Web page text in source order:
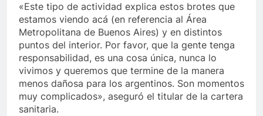
«Este tipo de actividad explica estos brotes que
estamos viendo acá (en referencia al Área
Metropolitana de Buenos Aires) y en distintos
puntos del interior. Por favor, que la gente tenga
responsabilidad, es una cosa única, nunca lo
vivimos y queremos que termine de la manera
menos dañosa para los argentinos. Son momentos
muy complicados», aseguró el titular de la cartera
sanitaria.